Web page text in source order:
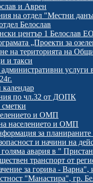
и Аврен
на отдел "Местни
Белослав
център 1 Белослав
„Проекти за
на територията на
и такси
административни услуги
календар
по чл.32 от ДОПК
и ОМП
населението и ОМП
за планираните
и начини на
голяма авария в "
транспорт от
за горива - Варна",
"Манастира", гр.